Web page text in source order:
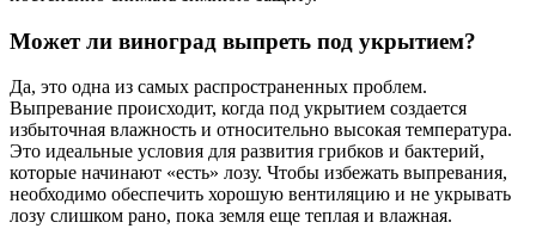
Может ли виноград выпреть под укрытием?
Да, это одна из самых распространенных проблем.
Выпревание происходит, когда под укрытием создается
избыточная влажность и относительно высокая температура.
Это идеальные условия для развития грибков и бактерий,
которые начинают «есть» лозу. Чтобы избежать выпревания,
необходимо обеспечить хорошую вентиляцию и не укрывать
лозу слишком рано, пока земля еще теплая и влажная.